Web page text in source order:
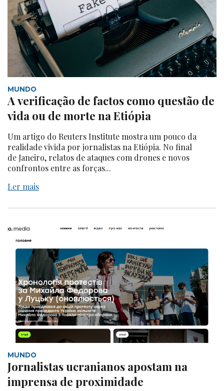
MUNDO
A verificação de factos como questão de
vida ou de morte na Etiópia
Um artigo do Reuters Institute mostra um pouco da
realidade vivida por jornalistas na Etiópia. No final
de Janeiro, relatos de ataques com drones e novos
confrontos entre as forças...
Ler mais
MUNDO
Jornalistas ucranianos apostam na
imprensa de proximidade